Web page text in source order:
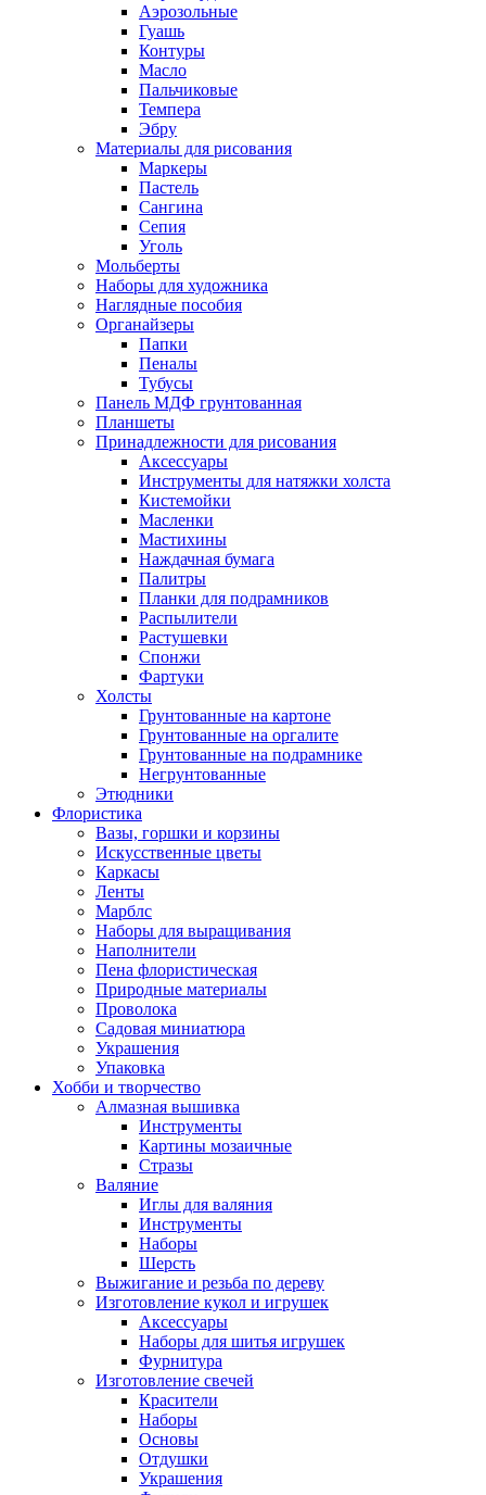
Аэрозольные
Гуашь
Контуры
Масло
Пальчиковые
Темпера
Эбру
Материалы для рисования
Маркеры
Пастель
Сангина
Сепия
Уголь
Мольберты
Наборы для художника
Наглядные пособия
Органайзеры
Папки
Пеналы
Тубусы
Панель МДФ грунтованная
Планшеты
Принадлежности для рисования
Аксессуары
Инструменты для натяжки холста
Кистемойки
Масленки
Мастихины
Наждачная бумага
Палитры
Планки для подрамников
Распылители
Растушевки
Спонжи
Фартуки
Холсты
Грунтованные на картоне
Грунтованные на оргалите
Грунтованные на подрамнике
Негрунтованные
Этюдники
Флористика
Вазы, горшки и корзины
Искусственные цветы
Каркасы
Ленты
Марблс
Наборы для выращивания
Наполнители
Пена флористическая
Природные материалы
Проволока
Садовая миниатюра
Украшения
Упаковка
Хобби и творчество
Алмазная вышивка
Инструменты
Картины мозаичные
Стразы
Валяние
Иглы для валяния
Инструменты
Наборы
Шерсть
Выжигание и резьба по дереву
Изготовление кукол и игрушек
Аксессуары
Наборы для шитья игрушек
Фурнитура
Изготовление свечей
Красители
Наборы
Основы
Отдушки
Украшения